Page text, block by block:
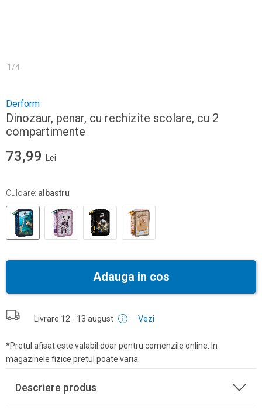
1 /4
Derform
Dinozaur, penar, cu rechizite scolare, cu 2
compartimente
73,99 Lei
Culoare: albastru
Adauga in cos
Livrare 12 - 13 august Vezi
*Pretul afisat este valabil doar pentru comenzile online. In
magazinele fizice pretul poate varia.
Descriere produs